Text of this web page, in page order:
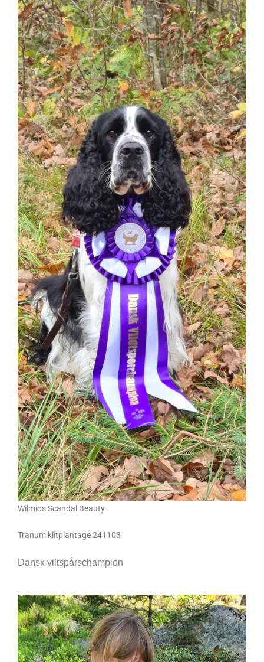
Wilmios Scandal Beauty
Tranum klitplantage 241103
Dansk viltspårschampion